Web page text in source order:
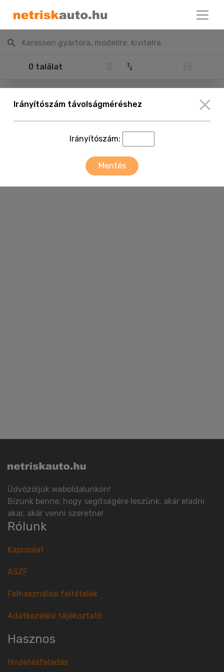
Keressen gyártóra, modellre, kivitelre
0 találat
Üdvözöljük weboldalunkon!
Bízunk benne, hogy segítségére leszünk, akár eladni
akar, akár venni szeretne!
Rólunk
Kapcsolat
ÁSZF
Felhasználási feltételek
Adatkezelési tájékoztató
Hasznos
Hirdetésfeladás
Irányítószám távolságméréshez
Irányítószám:
Mentés